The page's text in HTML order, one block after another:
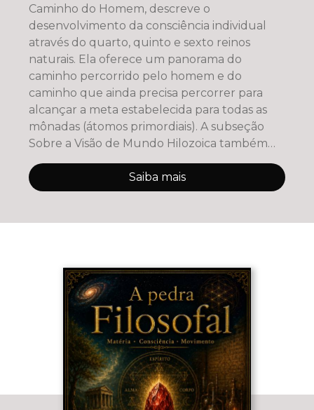
Caminho do Homem, descreve o
desenvolvimento da consciência individual
através do quarto, quinto e sexto reinos
naturais. Ela oferece um panorama do
caminho percorrido pelo homem e do
caminho que ainda precisa percorrer para
alcançar a meta estabelecida para todas as
mônadas (átomos primordiais). A subseção
Sobre a Visão de Mundo Hilozoica também
apresenta alg
Saiba mais